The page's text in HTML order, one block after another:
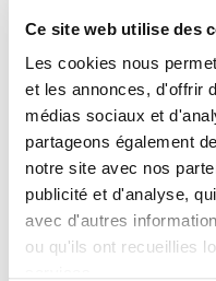
Ce site web utilise des
Les cookies nous
et les annonces, d'offrir
médias sociaux et
partageons également
notre site avec nos
publicité et d'analyse,
avec d'autres
ou qu'ils ont recueillies
buffet o servizi di
presentazione
Découvrez aussi